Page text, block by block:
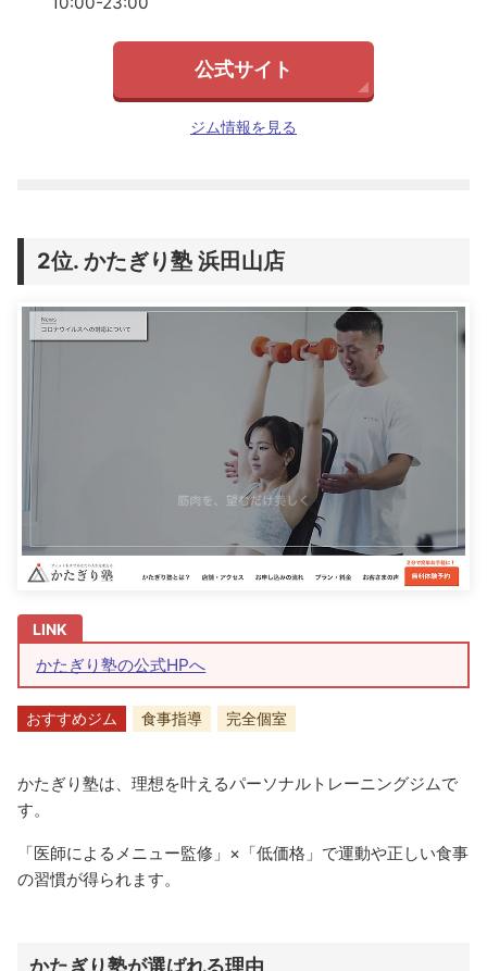
公式サイト
ジム情報を見る
かたぎり塾 浜田山店
かたぎり塾の公式HPへ
おすすめジム 食事指導 完全個室
かたぎり塾は、理想を叶えるパーソナルトレーニングジムで
す。
「医師によるメニュー監修」×「低価格」で運動や正しい食事
の習慣が得られます。
かたぎり塾が選ばれる理由